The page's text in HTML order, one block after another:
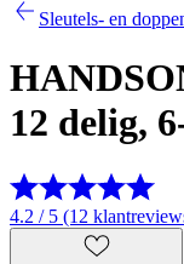
Sleutels- en
12 delig,
4.2 / 5 (12